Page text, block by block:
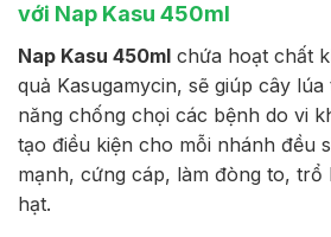
với Nap Kasu 450ml
Nap Kasu 450ml chứa hoạt chất
quả Kasugamycin, sẽ giúp cây
năng chống chọi các bệnh do vi
tạo điều kiện cho mỗi nhánh đều
mạnh, cứng cáp, làm đòng to, trổ
hạt.